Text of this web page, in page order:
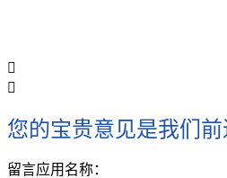


您的宝贵意见是我们
留言应用名称：